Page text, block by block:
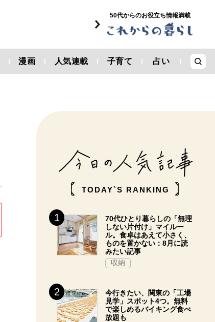
50代からのお役立ち情報満載
漫画 人気連載 子育て 占い
TODAY`S RANKING
70代ひとり暮らしの「無理
しない片付け」マイルー
ル。食卓はあえて小さく、
ものを置かない：8月に読
みたい記事
収納
今行きたい、関東の「工場
見学」スポット4つ。無料
で楽しめるバイキング食べ
放題も